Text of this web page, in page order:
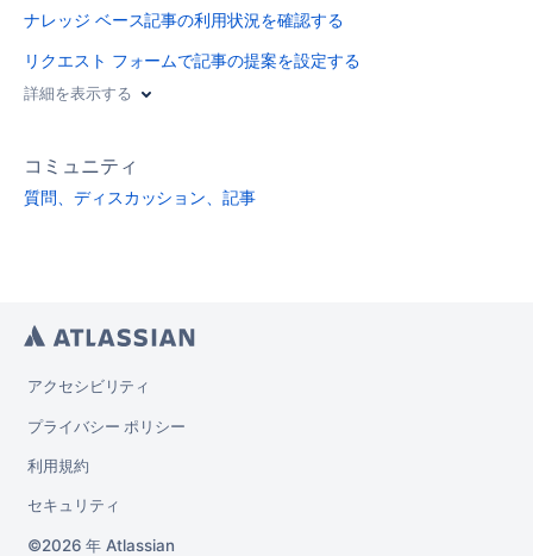
ナレッジ ベース記事の利用状況を確認する
リクエスト フォームで記事の提案を設定する
詳細を表示する
コミュニティ
質問、ディスカッション、記事
アクセシビリティ
プライバシー ポリシー
利用規約
セキュリティ
2026 年 Atlassian